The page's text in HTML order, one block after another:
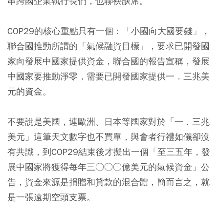
COP29的核心重點只有一個：「小國向大國要錢」，
聯合國推動所謂的「氣候融資目標」，要求已開發國
家向發展中國家提供資金，聯合國的報告宣稱，發展
中國家要推動淨零，需要已開發國家提供一．三兆美
元的資金。
不要說是美國，連歐洲、日本等國家對於「一．三兆
美元」這筆天文數字也不買單，與會者行禮如儀卻沒
有共識，到COP29結束後才擬出一個「至三五年，發
展中國家將獲得每年三○○○億美元的氣候資金」公
告，資金來源是捐贈和貸款的混合體，簡而言之，就
是一張遠期空頭支票。